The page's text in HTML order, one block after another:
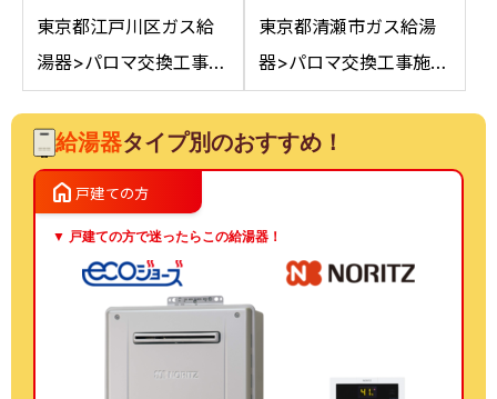
東京都江戸川区ガス給
湯器>パロマ交換工事施
工事例：ノーリツGT-
2050AWXからパロマ
FH-E2022SAWLへの交
換
東京都清瀬市ガス給湯
器>パロマ交換工事施工
事例：ノーリツGT-
C2042SAWXからパロ
マFH-E2022SAWL 13A
給湯器タイプ別のおすすめ！
home 戸建ての方
▼ 戸建ての方で迷ったらこの給湯器！